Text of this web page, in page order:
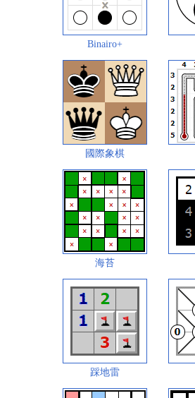
Binairo+
國際象棋
海苔
踩地雷